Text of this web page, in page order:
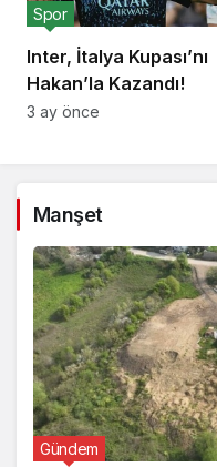
Inter, İtalya Kupası’nı
Hakan’la Kazandı!
Spor
3 ay önce
Manşet
Gündem